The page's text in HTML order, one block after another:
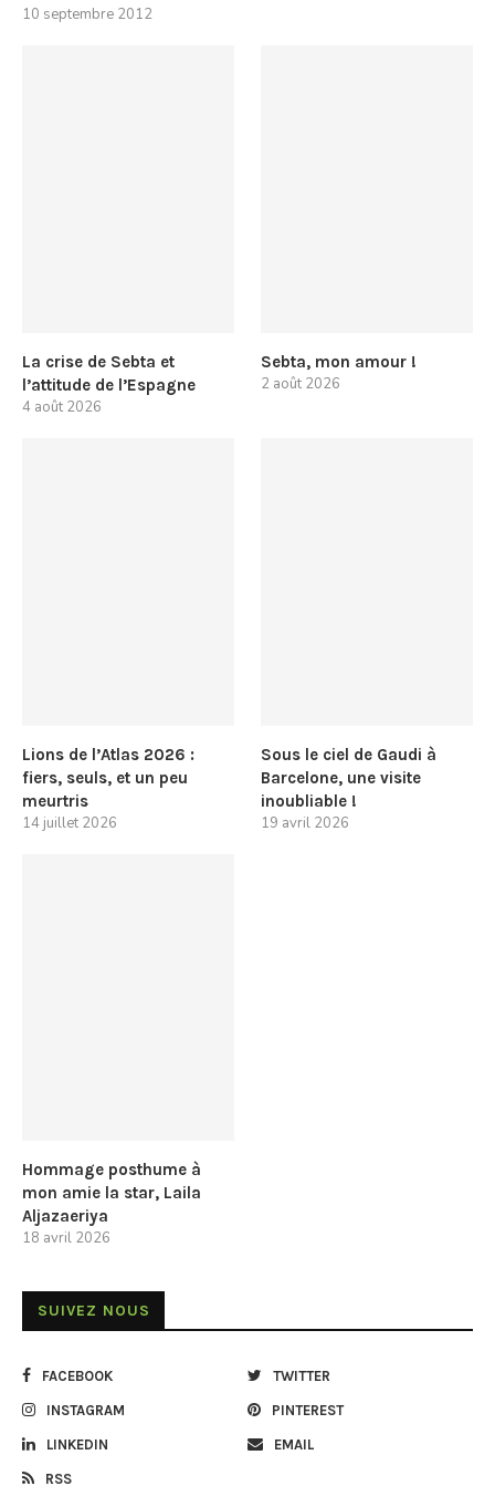
10 septembre 2012
La crise de Sebta et
l’attitude de l’Espagne
4 août 2026
Sebta, mon amour !
2 août 2026
Lions de l’Atlas 2026 :
fiers, seuls, et un peu
meurtris
14 juillet 2026
Sous le ciel de Gaudi à
Barcelone, une visite
inoubliable !
19 avril 2026
Hommage posthume à
mon amie la star, Laila
Aljazaeriya
18 avril 2026
SUIVEZ NOUS
FACEBOOK TWITTER
INSTAGRAM PINTEREST
LINKEDIN EMAIL
RSS